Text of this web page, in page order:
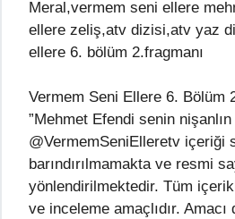
Meral,vermem seni ellere
ellere zeliş,atv dizisi,atv yaz
ellere 6. bölüm 2.fragmanı
Vermem Seni Ellere 6. Bölüm
”Mehmet Efendi senin nişanlın
@VermemSeniElleretv içeriği
barındırılmamakta ve resmi
yönlendirilmektedir. Tüm
ve inceleme amaçlıdır. Amacı